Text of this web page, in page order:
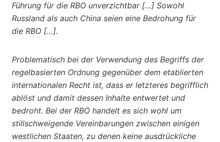
Führung für die RBO unverzichtbar […] Sowohl
Russland als auch China seien eine Bedrohung für
die RBO […].
Problematisch bei der Verwendung des Begriffs der
regelbasierten Ordnung gegenüber dem etablierten
internationalen Recht ist, dass er letzteres begrifflich
ablöst und damit dessen Inhalte entwertet und
bedroht. Bei der RBO handelt es sich wohl um
stillschweigende Vereinbarungen zwischen einigen
westlichen Staaten, zu denen keine ausdrückliche